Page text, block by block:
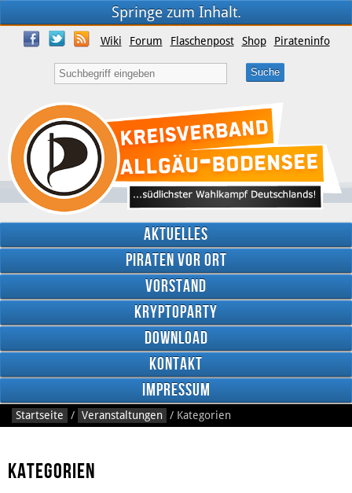
Springe zum Inhalt.
Wiki Forum Flaschenpost Shop Pirateninfo
Aktuelles
Piraten vor Ort
Vorstand
Kryptoparty
Download
Kontakt
Impressum
Startseite / Veranstaltungen / Kategorien
Kategorien